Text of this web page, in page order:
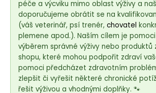
péče a výcviku mimo oblast výživy a
doporučujeme obrátit se na
(váš veterinář, psí trenér, chovatel
plemene apod.). Naším cílem je
výběrem správné výživy nebo produktů
shopu, které mohou podpořit zdraví
pomoci předcházet zdravotním
zlepšit či vyřešit některé chronické
řešit výživou a vhodnými doplňky. 🐾
a